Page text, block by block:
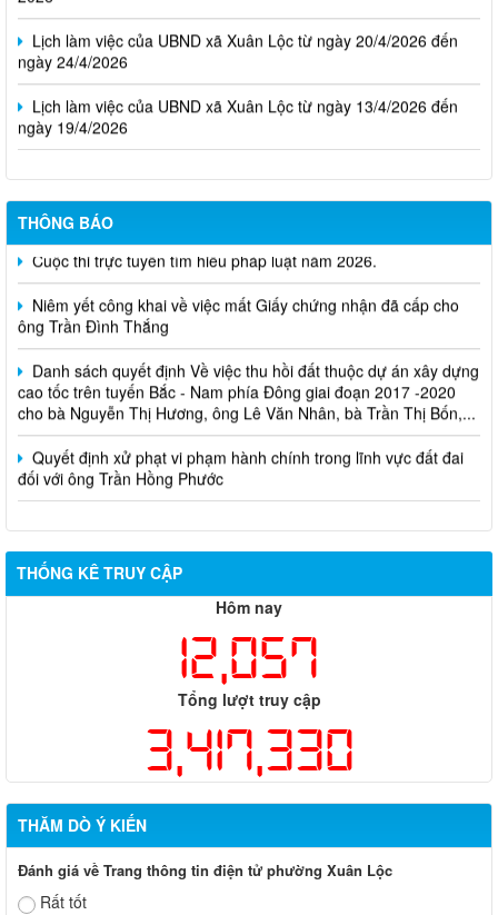
Lịch làm việc của UBND xã Xuân Lộc từ ngày 20/4/2026 đến
ngày 24/4/2026
Lịch làm việc của UBND xã Xuân Lộc từ ngày 13/4/2026 đến
ngày 19/4/2026
THÔNG BÁO
Cuộc thi trực tuyến tìm hiểu pháp luật năm 2026.
Niêm yết công khai về việc mất Giấy chứng nhận đã cấp cho
ông Trần Đình Thắng
Danh sách quyết định Về việc thu hồi đất thuộc dự án xây dựng
cao tốc trên tuyến Bắc - Nam phía Đông giai đoạn 2017 -2020
cho bà Nguyễn Thị Hương, ông Lê Văn Nhân, bà Trần Thị Bốn,...
Quyết định xử phạt vi phạm hành chính trong lĩnh vực đất đai
đối với ông Trần Hồng Phước
THỐNG KÊ TRUY CẬP
Hôm nay
12,057
Tổng lượt truy cập
3,417,330
THĂM DÒ Ý KIẾN
Đánh giá về Trang thông tin điện tử phường Xuân Lộc
Rất tốt